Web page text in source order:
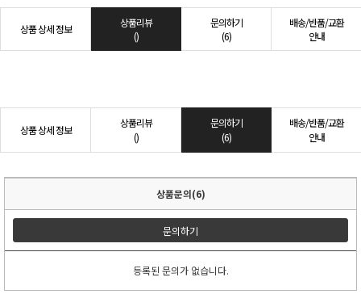
상품 상세 정보
상품리뷰
()
문의하기
(6)
배송/반품/교환
안내
상품 상세 정보
상품리뷰
()
문의하기
(6)
배송/반품/교환
안내
상품문의(6)
문의하기
등록된 문의가 없습니다.